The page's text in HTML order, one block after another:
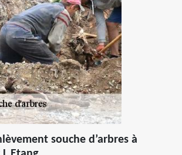
souche d’arbres à